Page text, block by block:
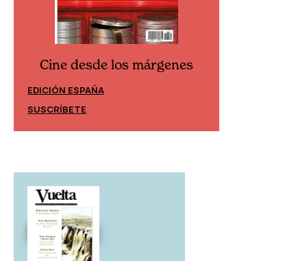
Cine desde los márgenes
EDICIÓN ESPAÑA
SUSCRÍBETE